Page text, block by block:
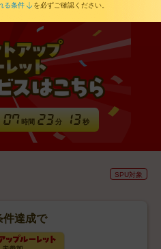
る条件
を必ずご確認ください。
時間 分 秒
SPU対象
件達成で